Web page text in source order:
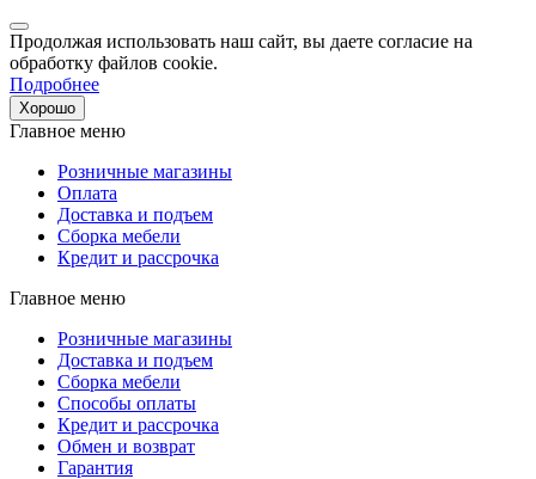
Продолжая использовать наш сайт, вы даете согласие на
обработку файлов cookie.
Подробнее
Хорошо
Главное меню
Розничные магазины
Оплата
Доставка и подъем
Сборка мебели
Кредит и рассрочка
Главное меню
Розничные магазины
Доставка и подъем
Сборка мебели
Способы оплаты
Кредит и рассрочка
Обмен и возврат
Гарантия